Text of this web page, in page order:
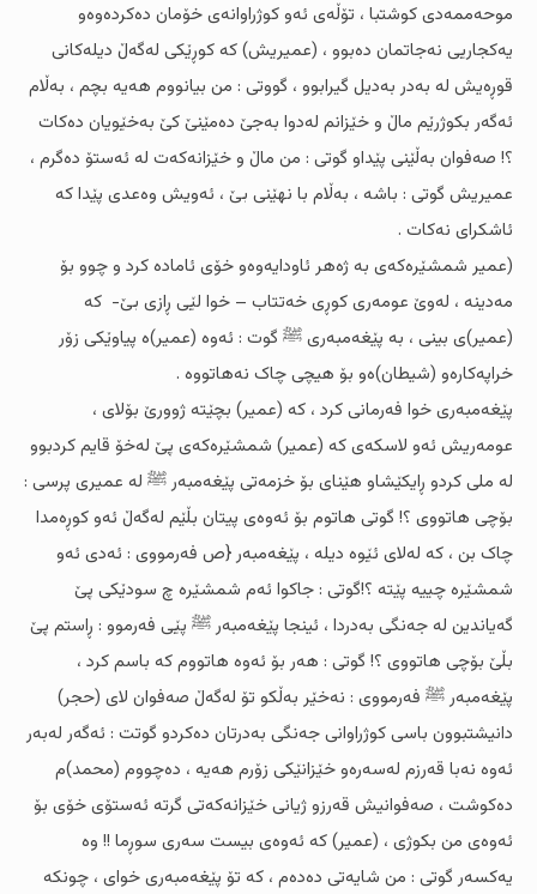
موحەممەدى کوشتبا ، تۆڵەى ئەو کوژراوانەى خۆمان دەکردەوەو
یەکجاریی نەجاتمان دەبوو ، (عمیریش) کە کوڕێکى لەگەڵ دیلەکانى
قوڕەیش لە بەدر بەدیل گیرابوو ، گووتى : من بیانووم هەیە بچم ، بەڵام
ئەگەر بکوژرێم ماڵ و خێزانم لەدوا بەجێ دەمێنێ کێ بەخێویان دەکات
؟! صەفوان بەڵێنى پێداو گوتى : من ماڵ و خێزانەکەت لە ئەستۆ دەگرم ،
عمیریش گوتى : باشە ، بەڵام با نهێنى بێ ، ئەویش وەعدى پێدا کە
ئاشکراى نەکات .
(عمیر شمشێرەکەى بە ژەهر ئاودایەوەو خۆى ئامادە کرد و چوو بۆ
مەدینە ، لەوێ عومەرى کوڕى خەتتاب – خوا لێی ڕازى بێ- کە
(عمیر)ى بینى ، بە پێغەمبەرى ﷺ گوت : ئەوە (عمیر)ە پیاوێکى زۆر
خراپەکارەو (شیطان)ەو بۆ هیچى چاک نەهاتووە .
پێغەمبەرى خوا فەرمانى کرد ، کە (عمیر) بچێتە ژوورێ بۆلاى ،
عومەریش ئەو لاسکەى کە (عمیر) شمشێرەکەى پێ لەخۆ قایم کردبوو
لە ملى کردو ڕایکێشاو هێناى بۆ خزمەتى پێغەمبەر ﷺ لە عمیرى پرسی :
بۆچى هاتووى ؟! گوتى هاتوم بۆ ئەوەى پیتان بڵێم لەگەڵ ئەو کوڕەمدا
چاک بن ، کە لەلاى ئێوە دیلە ، پێغەمبەر {ص فەرمووى : ئەدى ئەو
شمشێرە چییە پێتە ؟!گوتى : جاکوا ئەم شمشێرە چ سودێکى پێ
گەیاندین لە جەنگى بەدردا ، ئینجا پێغەمبەر ﷺ پێی فەرموو : ڕاستم پێ
بڵێ بۆچى هاتووى ؟! گوتى : هەر بۆ ئەوە هاتووم کە باسم کرد ،
پێغەمبەر ﷺ فەرمووى : نەخێر بەڵکو تۆ لەگەڵ صەفوان لاى (حجر)
دانیشتبوون باسى کوژراوانى جەنگى بەدرتان دەکردو گوتت : ئەگەر لەبەر
ئەوە نەبا قەرزم لەسەرەو خێزانێکى زۆرم هەیە ، دەچووم (محمد)م
دەکوشت ، صەفوانیش قەرزو ژیانى خێزانەکەتى گرتە ئەستۆى خۆى بۆ
ئەوەى من بکوژى ، (عمیر) کە ئەوەى بیست سەری سوڕما !! وە
یەکسەر گوتى : من شایەتى دەدەم ، کە تۆ پێغەمبەرى خواى ، چونکە